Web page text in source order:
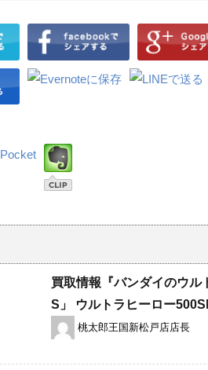
Pocket
買取情報『バンダイのウル
S」 ​ウルトラヒーロー
桃太郎王国新松戸店店長